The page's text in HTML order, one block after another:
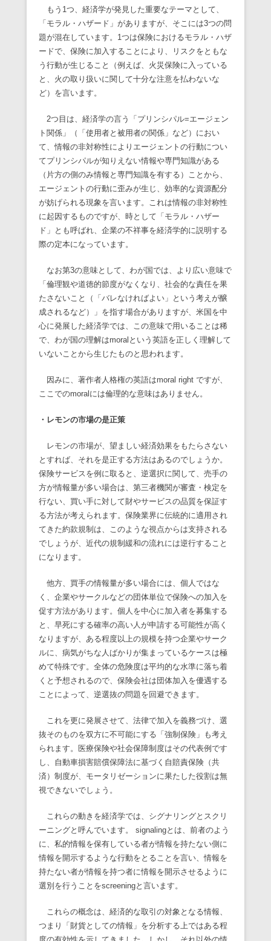
もう1つ、経済学が発見した重要なテーマとして、
「モラル・ハザード」がありますが、そこには3つの問
題が混在しています。1つは保険におけるモラル・ハザ
ードで、保険に加入することにより、リスクをともな
う行動が生じること（例えば、火災保険に入っている
と、火の取り扱いに関して十分な注意を払わないな
ど）を言います。
2つ目は、経済学の言う「プリンシパル=エージェン
ト関係」（「使用者と被用者の関係」など）におい
て、情報の非対称性によりエージェントの行動につい
てプリンシパルが知りえない情報や専門知識がある
（片方の側のみ情報と専門知識を有する）ことから、
エージェントの行動に歪みが生じ、効率的な資源配分
が妨げられる現象を言います。これは情報の非対称性
に起因するものですが、時として「モラル・ハザー
ド」とも呼ばれ、企業の不祥事を経済学的に説明する
際の定本になっています。
なお第3の意味として、わが国では、より広い意味で
「倫理観や道徳的節度がなくなり、社会的な責任を果
たさないこと（「バレなければよい」という考えが醸
成されるなど）」を指す場合がありますが、米国を中
心に発展した経済学では、この意味で用いることは稀
で、わが国の理解はmoralという英語を正しく理解して
いないことから生じたものと思われます。
因みに、著作者人格権の英語はmoral right ですが、
ここでのmoralには倫理的な意味はありません。
・レモンの市場の是正策
レモンの市場が、望ましい経済効果をもたらさない
とすれば、それを是正する方法はあるのでしょうか。
保険サービスを例に取ると、逆選択に関して、売手の
方が情報量が多い場合は、第三者機関が審査・検定を
行ない、買い手に対して財やサービスの品質を保証す
る方法が考えられます。保険業界に伝統的に適用され
てきた約款規制は、このような視点からは支持される
でしょうが、近代の規制緩和の流れには逆行すること
になります。
他方、買手の情報量が多い場合には、個人ではな
く、企業やサークルなどの団体単位で保険への加入を
促す方法があります。個人を中心に加入者を募集する
と、早死にする確率の高い人が申請する可能性が高く
なりますが、ある程度以上の規模を持つ企業やサーク
ルに、病気がちな人ばかりが集まっているケースは極
めて特殊です。全体の危険度は平均的な水準に落ち着
くと予想されるので、保険会社は団体加入を優遇する
ことによって、逆選抜の問題を回避できます。
これを更に発展させて、法律で加入を義務づけ、選
抜そのものを双方に不可能にする「強制保険」も考え
られます。医療保険や社会保障制度はその代表例です
し、自動車損害賠償保障法に基づく自賠責保険（共
済）制度が、モータリゼーションに果たした役割は無
視できないでしょう。
これらの動きを経済学では、シグナリングとスクリ
ーニングと呼んでいます。 signalingとは、前者のよう
に、私的情報を保有している者が情報を持たない側に
情報を開示するような行動をとることを言い、情報を
持たない者が情報を持つ者に情報を開示させるように
選別を行うことをscreeningと言います。
これらの概念は、経済的な取引の対象となる情報、
つまり「財貨としての情報」を分析する上ではある程